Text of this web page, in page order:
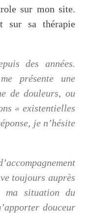
sur mon site.
sur sa thérapie
des années.
présente une
de douleurs, ou
« existentielles
je n’hésite
toujours auprès
ma situation du
douceur